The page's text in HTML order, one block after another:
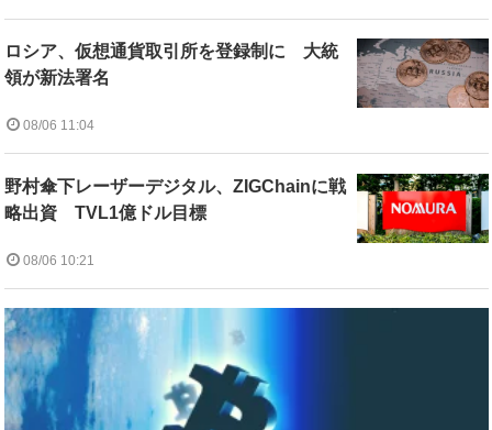
ロシア、仮想通貨取引所を登録制に 大統
領が新法署名
08/06 11:04
野村傘下レーザーデジタル、ZIGChainに戦
略出資 TVL1億ドル目標
08/06 10:21